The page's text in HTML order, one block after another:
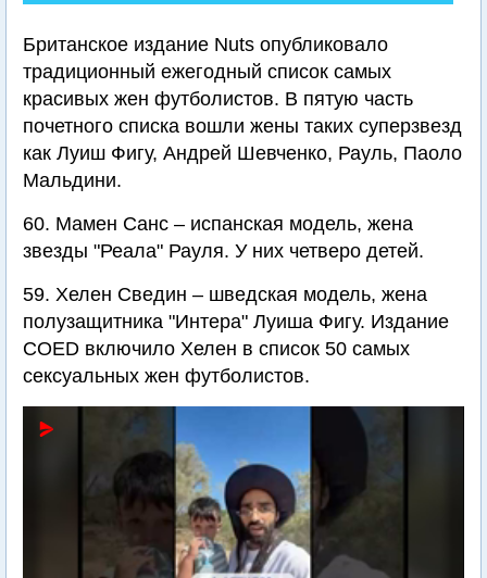
Британское издание Nuts опубликовало
традиционный ежегодный список самых
красивых жен футболистов. В пятую часть
почетного списка вошли жены таких суперзвезд
как Луиш Фигу, Андрей Шевченко, Рауль, Паоло
Мальдини.
60. Мамен Санс – испанская модель, жена
звезды "Реала" Рауля. У них четверо детей.
59. Хелен Сведин – шведская модель, жена
полузащитника "Интера" Луиша Фигу. Издание
COED включило Хелен в список 50 самых
сексуальных жен футболистов.